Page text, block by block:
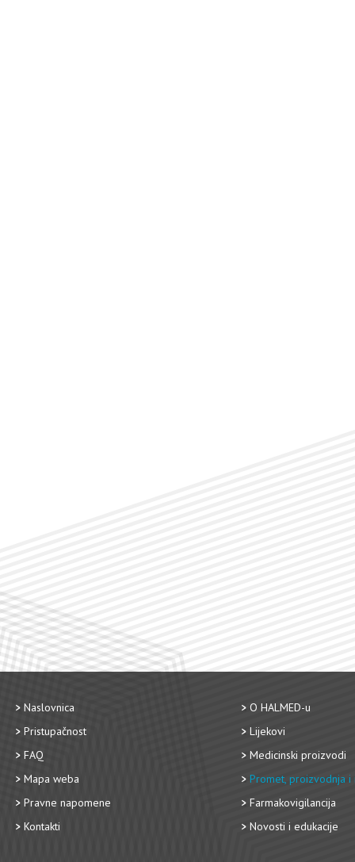
Naslovnica
Pristupačnost
FAQ
Mapa weba
Pravne napomene
Kontakti
O HALMED-u
Lijekovi
Medicinski proizvodi
Promet, proizvodnja i
Farmakovigilancija
Novosti i edukacije